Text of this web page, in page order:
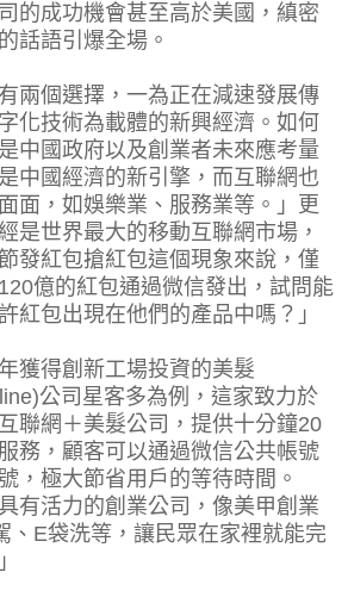
的成功機會甚至高於美國，縝密
話語引爆全場。
兩個選擇，一為正在減速發展傳
化技術為載體的新興經濟。如何
中國政府以及創業者未來應考量
中國經濟的新引擎，而互聯網也
面，如娛樂業、服務業等。」更
是世界最大的移動互聯網市場，
發紅包搶紅包這個現象來說，僅
億的紅包通過微信發出，試問能
紅包出現在他們的產品中嗎？」
獲得創新工場投資的美髮
公司星客多為例，這家致力於
聯網＋美髮公司，提供十分鐘20
務，顧客可以通過微信公共帳號
，極大節省用戶的等待時間。
有活力的創業公司，像美甲創業
、E袋洗等，讓民眾在家裡就能完